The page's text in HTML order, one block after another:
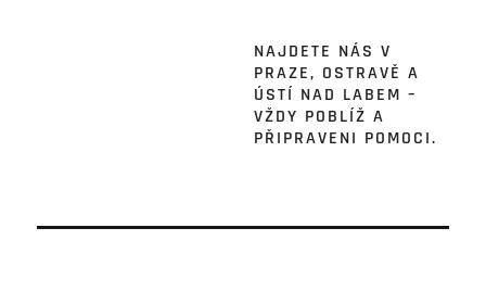
NAJDETE NÁS V
PRAZE, OSTRAVĚ A
ÚSTÍ NAD LABEM –
VŽDY POBLÍŽ A
PŘIPRAVENI POMOCI.